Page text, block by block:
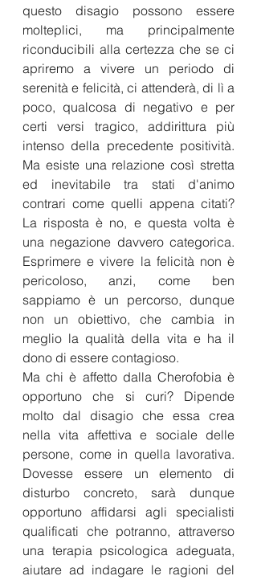
questo disagio possono essere
molteplici, ma principalmente
riconducibili alla certezza che se ci
apriremo a vivere un periodo di
serenità e felicità, ci attenderà, di lì a
poco, qualcosa di negativo e per
certi versi tragico, addirittura più
intenso della precedente positività.
Ma esiste una relazione così stretta
ed inevitabile tra stati d'animo
contrari come quelli appena citati?
La risposta è no, e questa volta è
una negazione davvero categorica.
Esprimere e vivere la felicità non è
pericoloso, anzi, come ben
sappiamo è un percorso, dunque
non un obiettivo, che cambia in
meglio la qualità della vita e ha il
dono di essere contagioso.
Ma chi è affetto dalla Cherofobia è
opportuno che si curi? Dipende
molto dal disagio che essa crea
nella vita affettiva e sociale delle
persone, come in quella lavorativa.
Dovesse essere un elemento di
disturbo concreto, sarà dunque
opportuno affidarsi agli specialisti
qualificati che potranno, attraverso
una terapia psicologica adeguata,
aiutare ad indagare le ragioni del